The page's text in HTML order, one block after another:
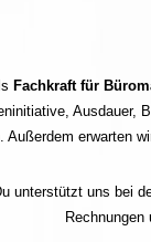
Fachkraft für
Ausdauer,
Außerdem erwarten
unterstützt uns bei
Rechnungen